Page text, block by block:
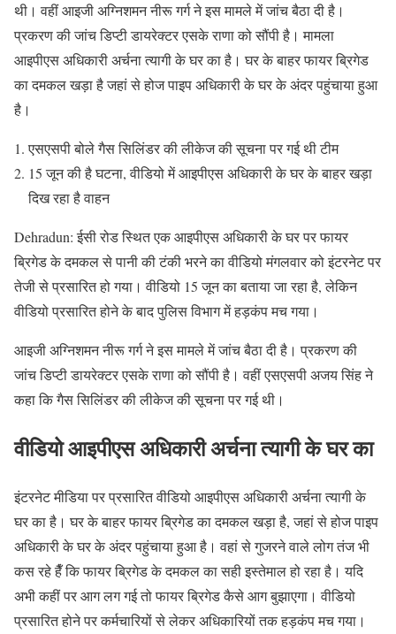
थी। वहीं आइजी अग्निशमन नीरू गर्ग ने इस मामले में जांच बैठा दी है।
प्रकरण की जांच डिप्टी डायरेक्टर एसके राणा को सौंपी है। मामला
आइपीएस अधिकारी अर्चना त्यागी के घर का है। घर के बाहर फायर ब्रिगेड
का दमकल खड़ा है जहां से होज पाइप अधिकारी के घर के अंदर पहुंचाया हुआ
है।
एसएसपी बोले गैस सिलिंडर की लीकेज की सूचना पर गई थी टीम
15 जून की है घटना, वीडियो में आइपीएस अधिकारी के घर के बाहर खड़ा
दिख रहा है वाहन
Dehradun: ईसी रोड स्थित एक आइपीएस अधिकारी के घर पर फायर
ब्रिगेड के दमकल से पानी की टंकी भरने का वीडियो मंगलवार को इंटरनेट पर
तेजी से प्रसारित हो गया। वीडियो 15 जून का बताया जा रहा है, लेकिन
वीडियो प्रसारित होने के बाद पुलिस विभाग में हड़कंप मच गया।
आइजी अग्निशमन नीरू गर्ग ने इस मामले में जांच बैठा दी है। प्रकरण की
जांच डिप्टी डायरेक्टर एसके राणा को सौंपी है। वहीं एसएसपी अजय सिंह ने
कहा कि गैस सिलिंडर की लीकेज की सूचना पर गई थी।
वीडियो आइपीएस अधिकारी अर्चना त्यागी के घर का
इंटरनेट मीडिया पर प्रसारित वीडियो आइपीएस अधिकारी अर्चना त्यागी के
घर का है। घर के बाहर फायर ब्रिगेड का दमकल खड़ा है, जहां से होज पाइप
अधिकारी के घर के अंदर पहुंचाया हुआ है। वहां से गुजरने वाले लोग तंज भी
कस रहे हैँ कि फायर ब्रिगेड के दमकल का सही इस्तेमाल हो रहा है। यदि
अभी कहीं पर आग लग गई तो फायर ब्रिगेड कैसे आग बुझाएगा। वीडियो
प्रसारित होने पर कर्मचारियों से लेकर अधिकारियों तक हड़कंप मच गया।